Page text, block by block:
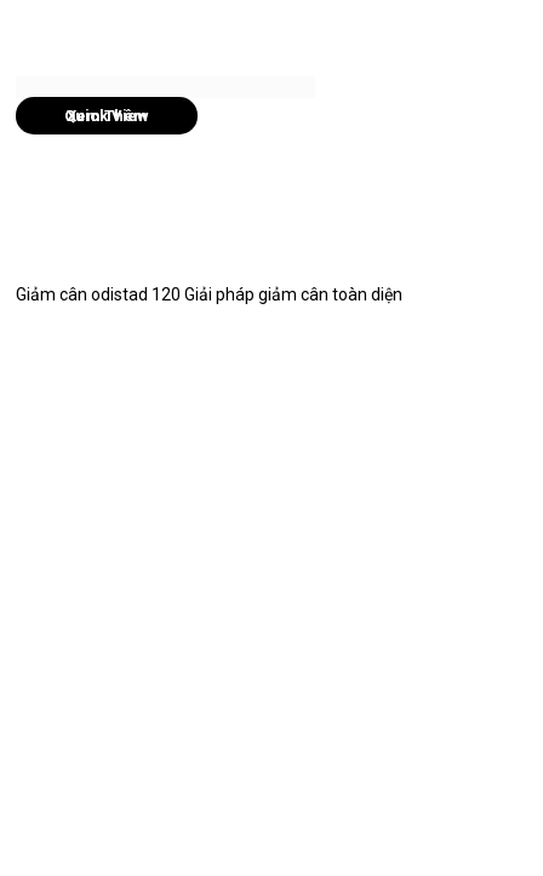
Quick View
Giảm cân odistad 120 Giải pháp giảm cân toàn diện